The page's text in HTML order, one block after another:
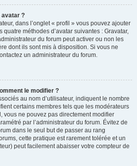
avatar ?
dans l’onglet « profil » vous pouvez ajouter
quatre méthodes d’avatar suivantes : Gravatar,
du forum peut activer ou non les
dont ils sont mis à disposition. Si vous ne
un administrateur du forum.
le modifier ?
au nom d’utilisateur, indiquent le nombre
certains membres tels que les modérateurs
vous ne pouvez pas directement modifier
par l’administrateur du forum. Évitez de
dans le seul but de passer au rang
cette pratique est rarement tolérée et un
peut facilement abaisser votre compteur de